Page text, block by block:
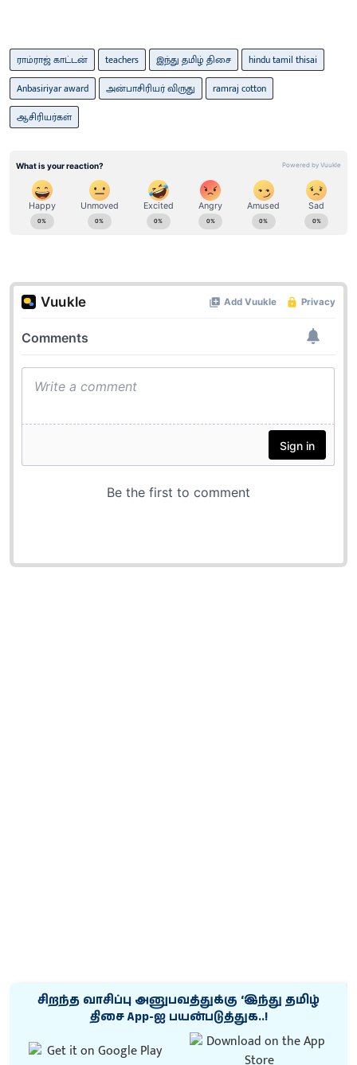
ராம்ராஜ் காட்டன் teachers இந்து தமிழ் திசை
hindu tamil thisai
Anbasiriyar award
அன்பாசிரியர் விருது
ramraj cotton
ஆசிரியர்​கள்
சிறந்த வாசிப்பு அனுபவத்துக்கு ‘இந்து தமிழ்
திசை App-ஐ பயன்படுத்துக..!